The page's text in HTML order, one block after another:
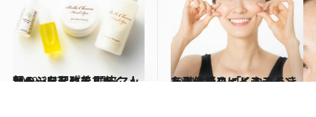
2022.3.13
額のシワを改善すべく 人気ヘッドスパで 頭皮マッサージを習いました
ビューティ＆ヘルス 2021.4.4
たるんだフェイスラインを引き締め 「くれあうきうき体操」にトライ！
ライフスタイル